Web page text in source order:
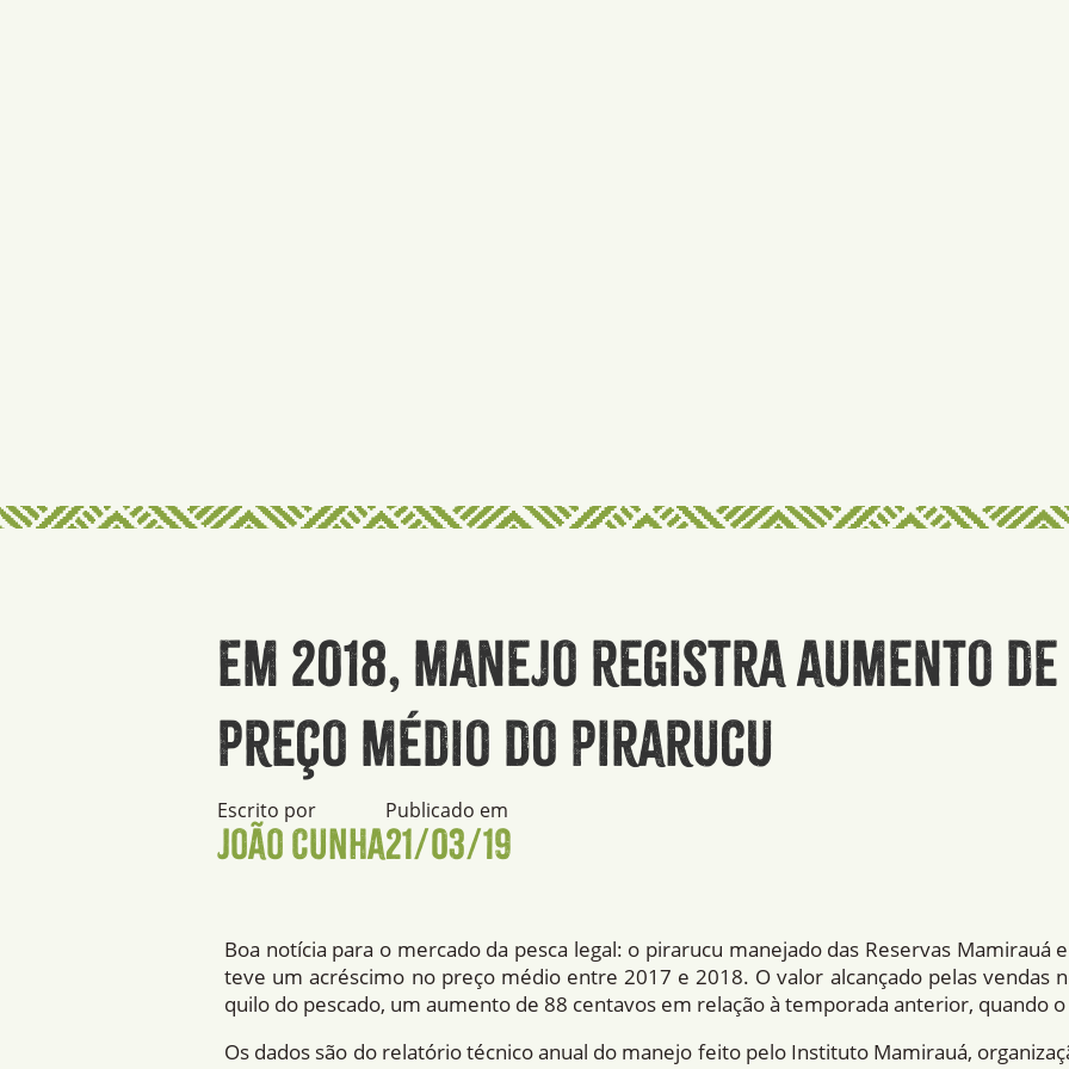
Em 2018, manejo registra aumento de
preço médio do pirarucu
Escrito por
João Cunha
Publicado em
21/03/19
Boa notí­cia para o mercado da pesca legal: o pirarucu manejado das Reservas Mamirauá
teve um acréscimo no preço médio entre 2017 e 2018. O valor alcançado pelas vendas
quilo do pescado, um aumento de 88 centavos em relação à temporada anterior, quando
Os dados são do relatório técnico anual do manejo feito pelo Instituto Mamirauá,